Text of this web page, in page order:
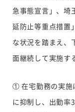
急事態宣言」、埼
延防止等重点措置
な状況を踏まえ、
面継続して実施す
① 在宅勤務の実施
に抑制し、出勤率